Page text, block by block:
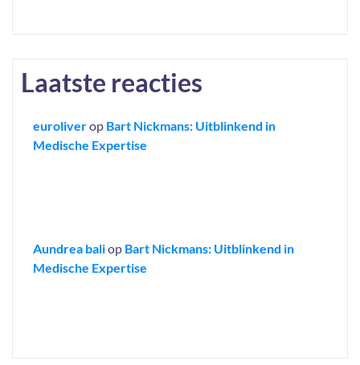
Laatste reacties
euroliverop Bart Nickmans: Uitblinkend in
Medische Expertise
Aundrea baliop Bart Nickmans: Uitblinkend in
Medische Expertise